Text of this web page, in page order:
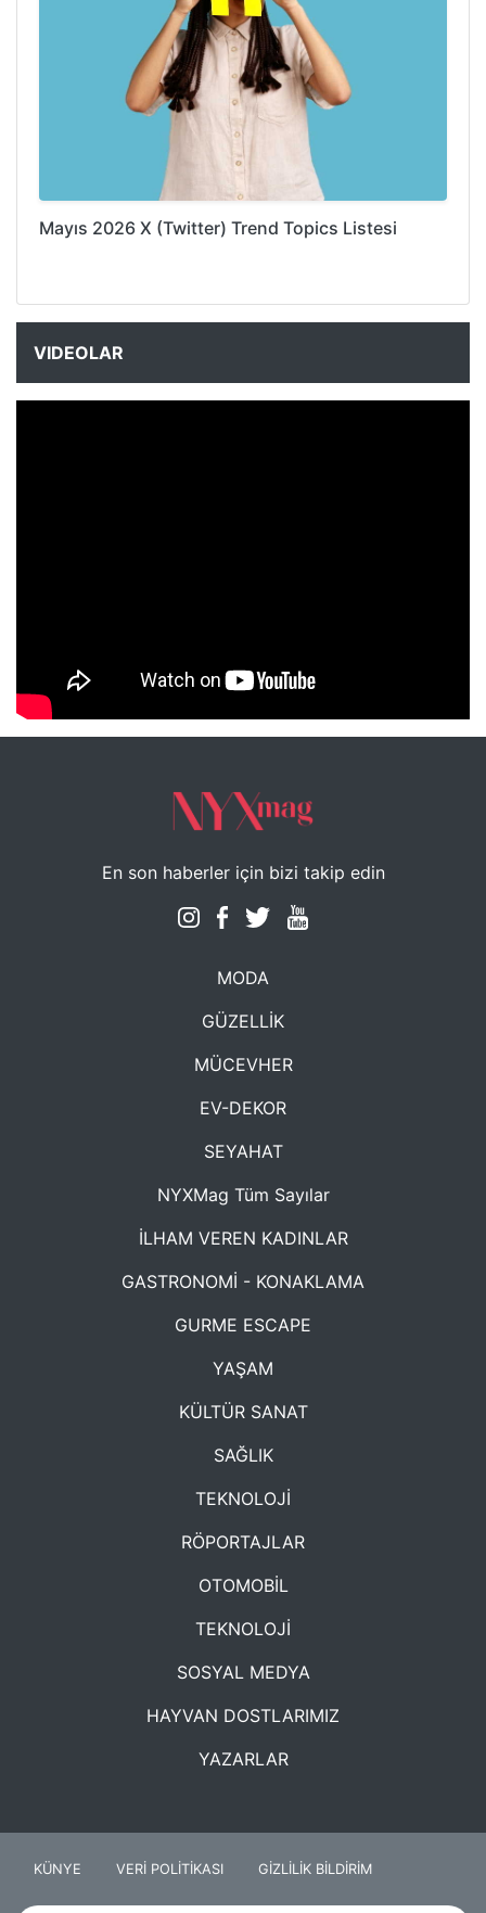
Mayıs 2026 X (Twitter) Trend Topics Listesi
VIDEOLAR
NYXmag 2. Yaş Kutlama Etkinliği
En son haberler için bizi takip edin
MODA
GÜZELLİK
MÜCEVHER
EV-DEKOR
SEYAHAT
NYXMag Tüm Sayılar
İLHAM VEREN KADINLAR
GASTRONOMİ - KONAKLAMA
GURME ESCAPE
YAŞAM
KÜLTÜR SANAT
SAĞLIK
TEKNOLOJİ
RÖPORTAJLAR
OTOMOBİL
TEKNOLOJİ
SOSYAL MEDYA
HAYVAN DOSTLARIMIZ
YAZARLAR
KÜNYE VERİ POLİTİKASI GİZLİLİK BİLDİRİM